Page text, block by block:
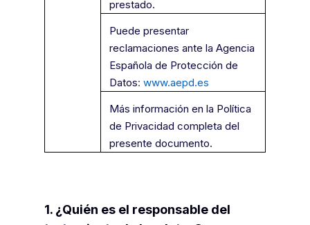
prestado.
Puede presentar
reclamaciones ante la Agencia
Española de Protección de
Datos: www.aepd.es
Más información en la Política
de Privacidad completa del
presente documento.
1. ¿Quién es el responsable del